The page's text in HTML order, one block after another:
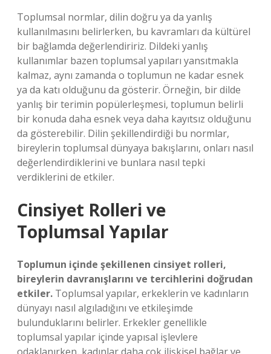
Toplumsal normlar, dilin doğru ya da yanlış
kullanılmasını belirlerken, bu kavramları da kültürel
bir bağlamda değerlendiririz. Dildeki yanlış
kullanımlar bazen toplumsal yapıları yansıtmakla
kalmaz, aynı zamanda o toplumun ne kadar esnek
ya da katı olduğunu da gösterir. Örneğin, bir dilde
yanlış bir terimin popülerleşmesi, toplumun belirli
bir konuda daha esnek veya daha kayıtsız olduğunu
da gösterebilir. Dilin şekillendirdiği bu normlar,
bireylerin toplumsal dünyaya bakışlarını, onları nasıl
değerlendirdiklerini ve bunlara nasıl tepki
verdiklerini de etkiler.
Cinsiyet Rolleri ve
Toplumsal Yapılar
Toplumun içinde şekillenen cinsiyet rolleri,
bireylerin davranışlarını ve tercihlerini doğrudan
etkiler. Toplumsal yapılar, erkeklerin ve kadınların
dünyayı nasıl algıladığını ve etkileşimde
bulunduklarını belirler. Erkekler genellikle
toplumsal yapılar içinde yapısal işlevlere